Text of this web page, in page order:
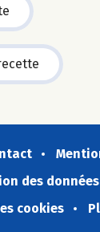
des données
cookies